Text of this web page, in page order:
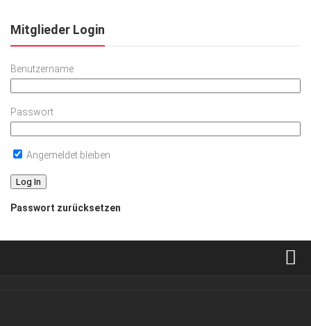
Mitglieder Login
Benutzername
Passwort
Angemeldet bleiben
Passwort zurücksetzen